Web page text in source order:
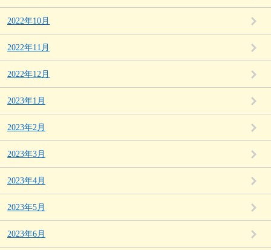
2022年10月
2022年11月
2022年12月
2023年1月
2023年2月
2023年3月
2023年4月
2023年5月
2023年6月